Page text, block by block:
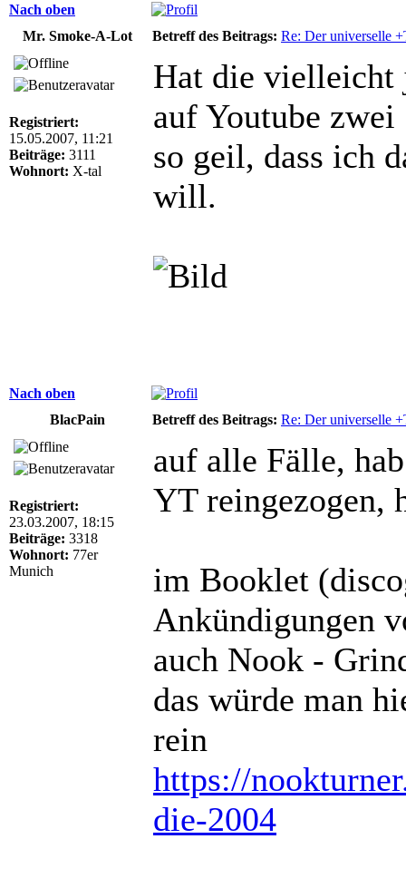
Nach oben
Mr. Smoke-A-Lot
Betreff des Beitrags: Re: Der universelle
Registriert:
15.05.2007, 11:21
Beiträge: 3111
Wohnort: X-tal
Hat die vielleicht
auf Youtube
so geil, dass ich
will.
Nach oben
BlacPain
Betreff des Beitrags: Re: Der universelle
Registriert:
23.03.2007, 18:15
Beiträge: 3318
Wohnort: 77er
Munich
auf alle Fälle,
YT reingezogen,
im Booklet
Ankündigungen
auch Nook -
das würde man
rein
https://
die-2004